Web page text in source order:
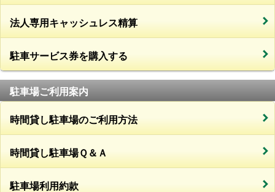
法人専用キャッシュレス精算
駐車サービス券を購入する
駐車場ご利用案内
時間貸し駐車場のご利用方法
時間貸し駐車場Ｑ＆Ａ
駐車場利用約款